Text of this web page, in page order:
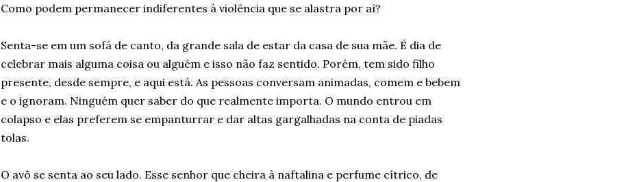
Como podem permanecer indiferentes à violência que se alastra por aí?
Senta-se em um sofá de canto, da grande sala de estar da casa de sua mãe. É dia de
celebrar mais alguma coisa ou alguém e isso não faz sentido. Porém, tem sido filho
presente, desde sempre, e aqui está. As pessoas conversam animadas, comem e bebem
e o ignoram. Ninguém quer saber do que realmente importa. O mundo entrou em
colapso e elas preferem se empanturrar e dar altas gargalhadas na conta de piadas
tolas.
O avô se senta ao seu lado. Esse senhor que cheira à naftalina e perfume cítrico, de